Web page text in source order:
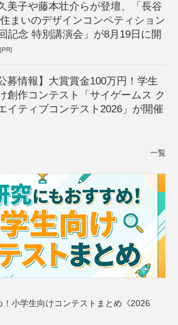
美子や藤本壮介らが登壇、「長谷
まいのデザインコンペティション
記念 特別講演会」が8月19日に開
[PR]
公募情報】大賞賞金100万円！学生
創作コンテスト「サイゲームス ク
イティブコンテスト2026」が開催
一覧
！小学生向けコンテストまとめ《2026